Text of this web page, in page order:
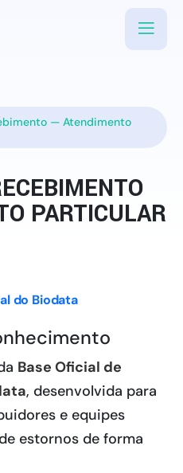
— Atendimento
PARTICULAR
do Biodata
Base Oficial de
, desenvolvida para
e equipes
estornos de forma